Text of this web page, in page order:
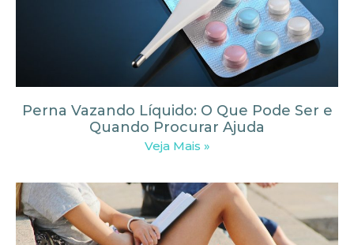
Perna Vazando Líquido: O Que Pode Ser e
Quando Procurar Ajuda
Veja Mais »